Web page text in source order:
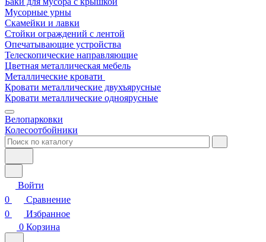
Мусорные урны
Скамейки и лавки
Стойки ограждений с лентой
Опечатывающие устройства
Телескопические направляющие
Цветная металлическая мебель
Металлические кровати
Кровати металлические двухъярусные
Кровати металлические одноярусные
Велопарковки
Колесоотбойники
Войти
0
Сравнение
0
Избранное
0 Корзина